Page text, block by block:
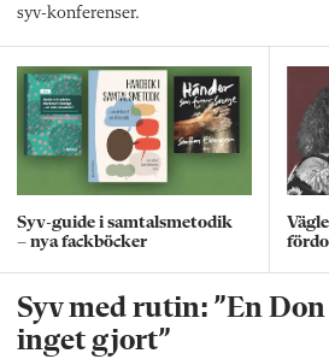
syv-konferenser.
Syv-guide i samtalsmetodik
– nya fackböcker
Syv med rutin: ”En
inget gjort”